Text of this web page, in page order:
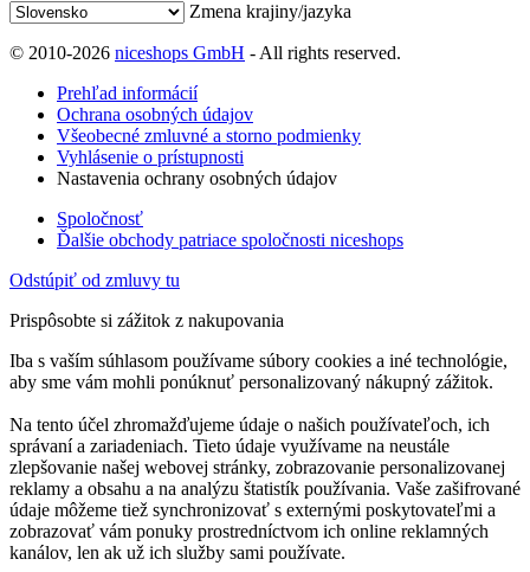
Zmena krajiny/jazyka
© 2010-2026 niceshops GmbH - All rights reserved.
Prehľad informácií
Ochrana osobných údajov
Všeobecné zmluvné a storno podmienky
Vyhlásenie o prístupnosti
Nastavenia ochrany osobných údajov
Spoločnosť
Ďalšie obchody patriace spoločnosti niceshops
Odstúpiť od zmluvy tu
Prispôsobte si zážitok z nakupovania
Iba s vaším súhlasom používame súbory cookies a iné technológie,
aby sme vám mohli ponúknuť personalizovaný nákupný zážitok.
Na tento účel zhromažďujeme údaje o našich používateľoch, ich
správaní a zariadeniach. Tieto údaje využívame na neustále
zlepšovanie našej webovej stránky, zobrazovanie personalizovanej
reklamy a obsahu a na analýzu štatistík používania. Vaše zašifrované
údaje môžeme tiež synchronizovať s externými poskytovateľmi a
zobrazovať vám ponuky prostredníctvom ich online reklamných
kanálov, len ak už ich služby sami používate.